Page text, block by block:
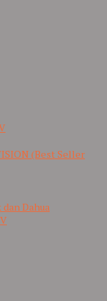
(Best Seller
Dahua